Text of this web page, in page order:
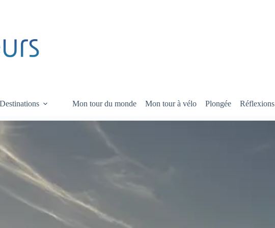
Destinations Mon tour du monde Mon tour à vélo Plongée Réflexions